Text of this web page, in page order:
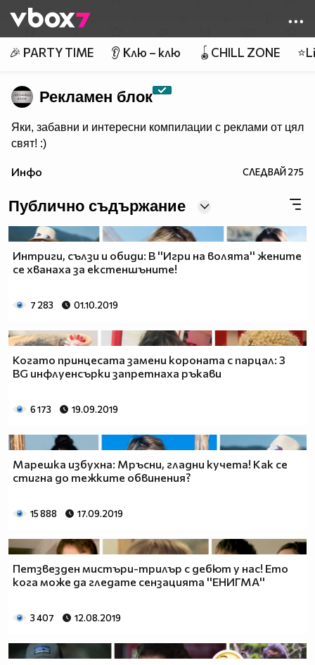
👾
🎉 PARTY TIME 👂 Клю – клю 🪀CHILL ZONE
Рекламен блок
Яки, забавни и интересни компилации с реклами от цял
свят! :)
Инфо СЛЕДВАЙ275
Публично съдържание
Интриги, сълзи и обиди: В ''Игри на волята'' жените
се хванаха за екстеншъните!
7 283 01.10.2019
Когато принцесата замени короната с парцал: 3
BG инфлуенсърки запретнаха ръкави
6 173 19.09.2019
Марешка избухна: Мръсни, гладни кучета! Как се
стигна до тежките обвинения?
15 888 17.09.2019
Петзвезден мистъри-трилър с дебют у нас! Ето
кога може да гледате сензацията ''ЕНИГМА''
3 407 12.08.2019